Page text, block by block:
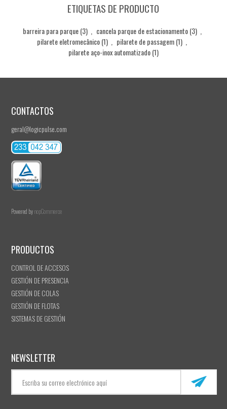
ETIQUETAS DE PRODUCTO
barreira para parque(3) cancela parque de estacionamento(3)
pilarete eletromecânico(1) pilarete de passagem(1)
pilarete aço-inox automatizado(1)
CONTACTOS
geral@logicpulse.com
Powered bynopCommerce
PRODUCTOS
CONTROL DE ACCESOS
GESTIÓN DE PRESENCIA
GESTIÓN DE COLAS
GESTIÓN DE FLOTAS
SISTEMAS DE GESTIÓN
NEWSLETTER